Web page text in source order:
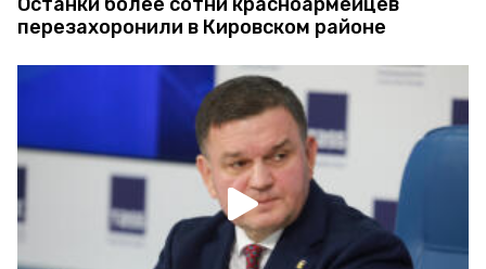
перезахоронили в Кировском районе